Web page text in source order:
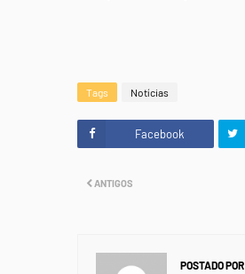
Tags Notícias
Facebook
ANTIGOS
POSTADO POR